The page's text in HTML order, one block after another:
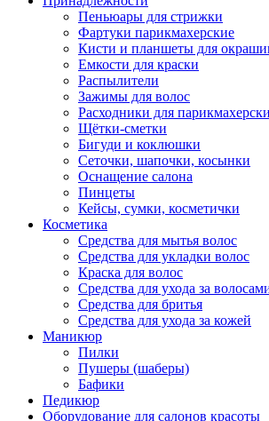
Пеньюары для стрижки
Фартуки парикмахерские
Кисти и планшеты для
Емкости для краски
Распылители
Зажимы для волос
Расходники для
Щётки-сметки
Бигуди и коклюшки
Сеточки, шапочки, косынки
Оснащение салона
Пинцеты
Кейсы, сумки, косметички
Косметика
Средства для мытья волос
Средства для укладки волос
Краска для волос
Средства для ухода за
Средства для бритья
Средства для ухода за кожей
Маникюр
Пилки
Пушеры (шаберы)
Бафики
Педикюр
Оборудование для салонов красоты